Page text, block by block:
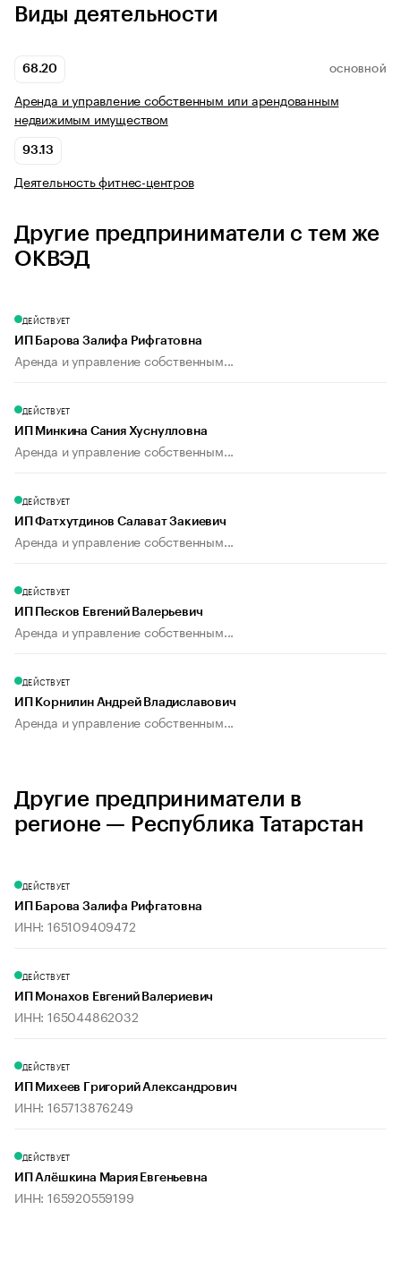
Виды деятельности
68.20 ОСНОВНОЙ
Аренда и управление собственным или арендованным
недвижимым имуществом
93.13
Деятельность фитнес-центров
Другие предприниматели с тем же
ОКВЭД
ДЕЙСТВУЕТ
ИП Барова Залифа Рифгатовна
Аренда и управление собственным...
ДЕЙСТВУЕТ
ИП Минкина Сания Хуснулловна
Аренда и управление собственным...
ДЕЙСТВУЕТ
ИП Фатхутдинов Салават Закиевич
Аренда и управление собственным...
ДЕЙСТВУЕТ
ИП Песков Евгений Валерьевич
Аренда и управление собственным...
ДЕЙСТВУЕТ
ИП Корнилин Андрей Владиславович
Аренда и управление собственным...
Другие предприниматели в
регионе — Республика Татарстан
ДЕЙСТВУЕТ
ИП Барова Залифа Рифгатовна
ИНН: 165109409472
ДЕЙСТВУЕТ
ИП Монахов Евгений Валериевич
ИНН: 165044862032
ДЕЙСТВУЕТ
ИП Михеев Григорий Александрович
ИНН: 165713876249
ДЕЙСТВУЕТ
ИП Алёшкина Мария Евгеньевна
ИНН: 165920559199